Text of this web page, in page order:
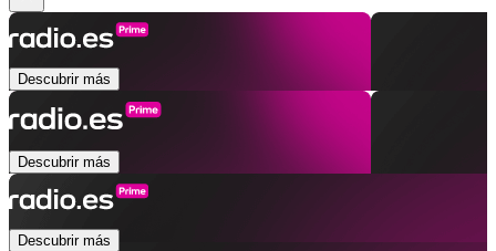
Descubrir más
Descubrir más
Descubrir más